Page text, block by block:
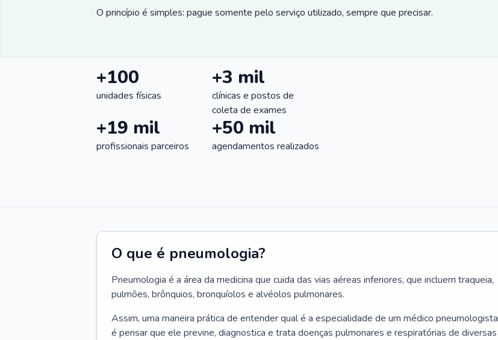
O princípio é simples: pague somente pelo serviço utilizado, sempre que precisar.
+100
unidades físicas
+3 mil
clínicas e postos de
coleta de exames
+19 mil
profissionais parceiros
+50 mil
agendamentos realizados
O que é pneumologia?
Pneumologia é a área da medicina que cuida das vias aéreas inferiores, que incluem traqueia,
pulmões, brônquios, bronquíolos e alvéolos pulmonares.
Assim, uma maneira prática de entender qual é a especialidade de um médico pneumologista
é pensar que ele previne, diagnostica e trata doenças pulmonares e respiratórias de diversas